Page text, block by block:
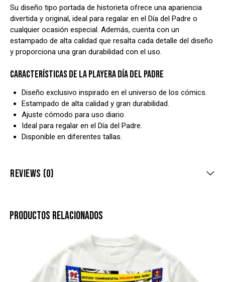
Su diseño tipo portada de historieta ofrece una apariencia
divertida y original, ideal para regalar en el Día del Padre o
cualquier ocasión especial. Además, cuenta con un
estampado de alta calidad que resalta cada detalle del diseño
y proporciona una gran durabilidad con el uso.
CARACTERÍSTICAS DE LA PLAYERA DÍA DEL PADRE
Diseño exclusivo inspirado en el universo de los cómics.
Estampado de alta calidad y gran durabilidad.
Ajuste cómodo para uso diario.
Ideal para regalar en el Día del Padre.
Disponible en diferentes tallas.
REVIEWS (0)
PRODUCTOS RELACIONADOS